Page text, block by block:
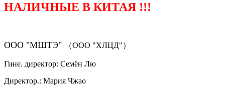
НАЛИЧНЫЕ В КИТАЯ !!!
ООО "МШТЭ" （ООО "ХЛЦД"）
Гине. директор: Семён Лю
Директор.: Мария Чжао